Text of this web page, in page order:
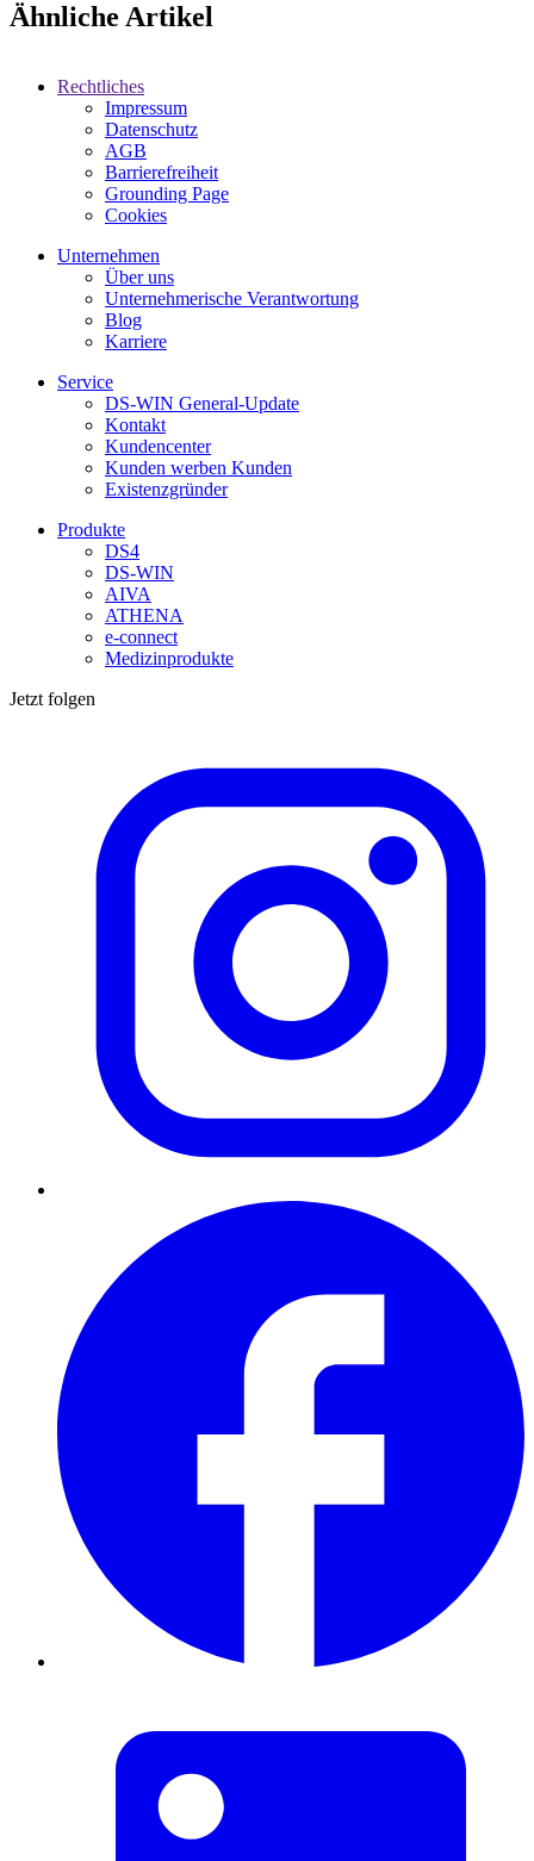
Ähnliche Artikel
Rechtliches
Impressum
Datenschutz
AGB
Barrierefreiheit
Grounding Page
Cookies
Unternehmen
Über uns
Unternehmerische Verantwortung
Blog
Karriere
Service
DS-WIN General-Update
Kontakt
Kundencenter
Kunden werben Kunden
Existenzgründer
Produkte
DS4
DS-WIN
AIVA
ATHENA
e-connect
Medizinprodukte
Jetzt folgen